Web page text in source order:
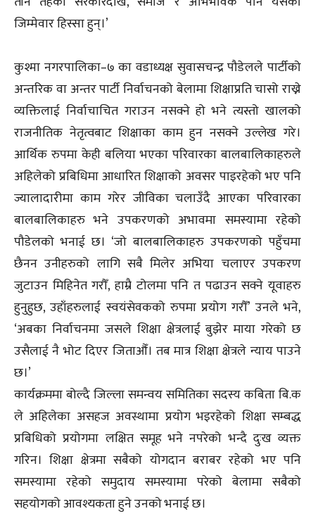
जिम्मेवार हिस्सा हुन्।’
कुश्मा नगरपालिका–७ का वडाध्यक्ष सुवासचन्द्र पौडेलले पार्टीको
अन्तरिक वा अन्तर पार्टी निर्वाचनको बेलामा शिक्षाप्रति चासो राख्ने
व्यक्तिलाई निर्वाचाचित गराउन नसक्ने हो भने त्यस्तो खालको
राजनीतिक नेतृत्वबाट शिक्षाका काम हुन नसक्ने उल्लेख गरे।
आर्थिक रुपमा केही बलिया भएका परिवारका बालबालिकाहरुले
अहिलेको प्रबिधिमा आधारित शिक्षाको अवसर पाइरहेको भए पनि
ज्यालादारीमा काम गरेर जीविका चलाउँदै आएका परिवारका
बालबालिकाहरु भने उपकरणको अभावमा समस्यामा रहेको
पौडेलको भनाई छ। ‘जो बालबालिकाहरु उपकरणको पहुँचमा
छैनन उनीहरुको लागि सबै मिलेर अभिया चलाएर उपकरण
जुटाउन मिहिनेत गरौँ, हाम्रै टोलमा पनि त पढाउन सक्ने यूवाहरु
हुनुहुछ, उहाँहरुलाई स्वयंसेवकको रुपमा प्रयोग गरौँ’ उनले भने,
‘अबका निर्वाचनमा जसले शिक्षा क्षेत्रलाई बुझेर माया गरेको छ
उसैलाई नै भोट दिएर जिताऔँ। तब मात्र शिक्षा क्षेत्रले न्याय पाउने
छ।’
कार्यक्रममा बोल्दै जिल्ला समन्वय समितिका सदस्य कबिता बि.क
ले अहिलेका असहज अवस्थामा प्रयोग भइरहेको शिक्षा सम्बद्ध
प्रबिधिको प्रयोगमा लक्षित समूह भने नपरेको भन्दै दुःख व्यक्त
गरिन। शिक्षा क्षेत्रमा सबैको योगदान बराबर रहेको भए पनि
समस्यामा रहेको समुदाय समस्यामा परेको बेलामा सबैको
सहयोगको आवश्यकता हुने उनको भनाई छ।